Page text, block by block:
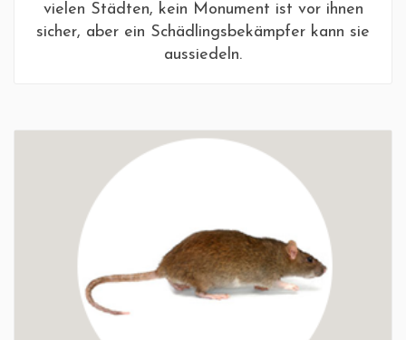
vielen Städten, kein Monument ist vor ihnen
sicher, aber ein Schädlingsbekämpfer kann sie
aussiedeln.